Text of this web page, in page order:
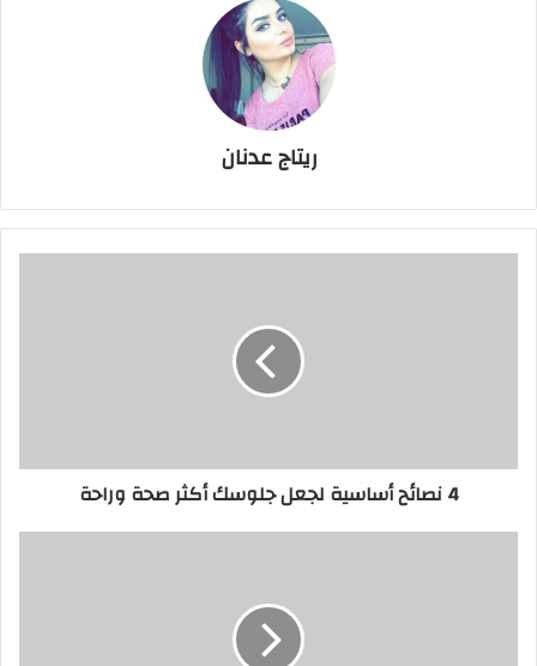
ريتاج عدنان
4 نصائح أساسية لجعل جلوسك أكثر صحة وراحة